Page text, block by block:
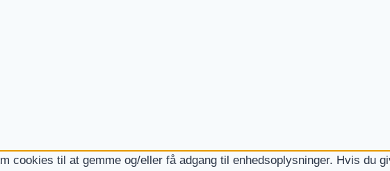
cookies til at gemme og/eller få adgang til enhedsoplysninger. Hvis du